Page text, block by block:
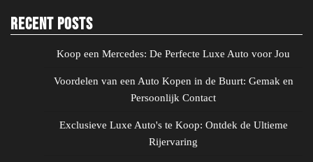
Recent Posts
Koop een Mercedes: De Perfecte Luxe Auto voor Jou
Voordelen van een Auto Kopen in de Buurt: Gemak en
Persoonlijk Contact
Exclusieve Luxe Auto's te Koop: Ontdek de Ultieme
Rijervaring